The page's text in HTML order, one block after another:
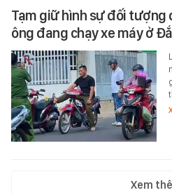
Tạm giữ hình sự đối tượng
ông đang chạy xe máy ở
Xem